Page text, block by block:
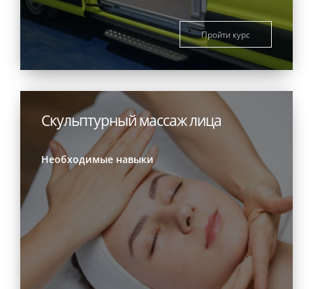
Пройти курс
Скульптурный массаж лица
Необходимые навыки